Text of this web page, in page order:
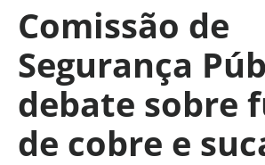
Comissão de
Segurança
debate sobre
de cobre e